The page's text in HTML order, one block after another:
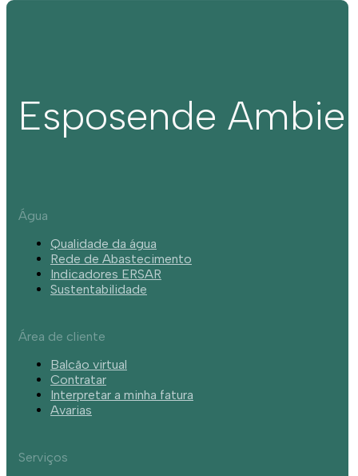
Esposende
Água
Qualidade da água
Rede de Abastecimento
Indicadores ERSAR
Sustentabilidade
Área de cliente
Balcão virtual
Contratar
Interpretar a minha fatura
Avarias
Serviços